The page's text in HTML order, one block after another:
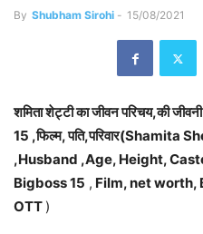
By Shubham Sirohi - 15/08/2021
शमिता शेट्टी का जीवन परिचय,की
15 ,फिल्म,पति,परिवार(Shamita
,Husband ,Age, Height,
Bigboss 15 , Film, net worth,
OTT )